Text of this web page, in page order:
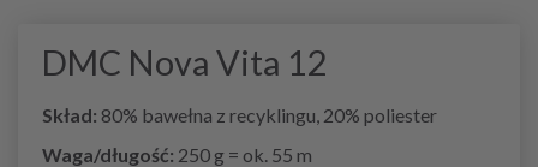
DMC Nova Vita 12
Skład: 80% bawełna z recyklingu, 20% poliester
Waga/długość: 250 g = ok. 55 m